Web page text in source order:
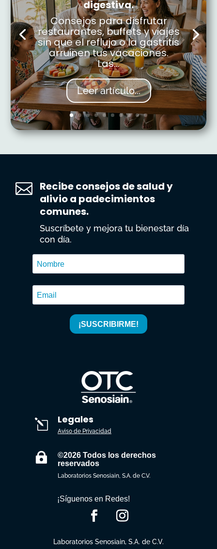
digestiva.
Consejos para disfrutar
restaurantes, buffets y viajes
sin que el reflujo o la gastritis
arruinen tus vacaciones.
Las...
Leer artículo...
 Recibe consejos de salud y
alivio a padecimientos
comunes.
Suscríbete y mejora tu bienestar día
con día.
l Legales
Aviso de Privacidad

©2026 Todos los derechos
reservados
Laboratorios Senosiain, S.A. de C.V.
¡Síguenos en Redes!
Laboratorios Senosiain, S.A. de C.V.